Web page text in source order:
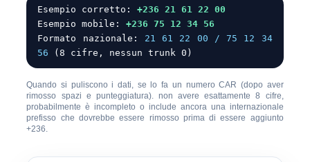
Esempio corretto:+236 21 61 22 00
Esempio mobile:+236 75 12 34 56
Formato nazionale: 21 61 22 00 / 75 12 34
56 (8 cifre, nessun trunk 0)
Quando si puliscono i dati, se lo fa un numero CAR (dopo aver
rimosso spazi e punteggiatura). non avere esattamente8 cifre,
probabilmente è incompleto o include ancora una internazionale
prefisso che dovrebbe essere rimosso prima di essere aggiunto
+236.